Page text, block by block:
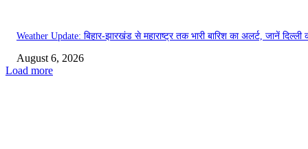
Weather Update: बिहार-झारखंड से महाराष्ट्र तक भारी बारिश का अलर्ट, जानें दिल्ली
August 6, 2026
Load more